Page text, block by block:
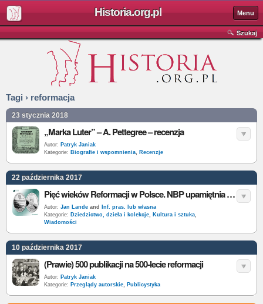
Historia.org.pl Menu
Szukaj
Tagi › reformacja
23 stycznia 2018
„Marka Luter” – A. Pettegree – recenzja
Autor: Patryk Janiak
Kategorie: Biografie i wspomnienia, Recenzje
22 października 2017
Pięć wieków Reformacji w Polsce. NBP upamiętnia akt konfederacji warszawskiej i biskupa Juliusza Burschego
Autor: Jan Lande and
Inf. pras. lub własna
Kategorie: Dziedzictwo, dzieła i kolekcje, Kultura i sztuka,
Wiadomości
10 października 2017
(Prawie) 500 publikacji na 500-lecie reformacji
Autor: Patryk Janiak
Kategorie: Przeglądy autorskie, Publicystyka